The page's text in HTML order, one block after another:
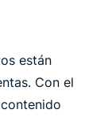
están
Con el